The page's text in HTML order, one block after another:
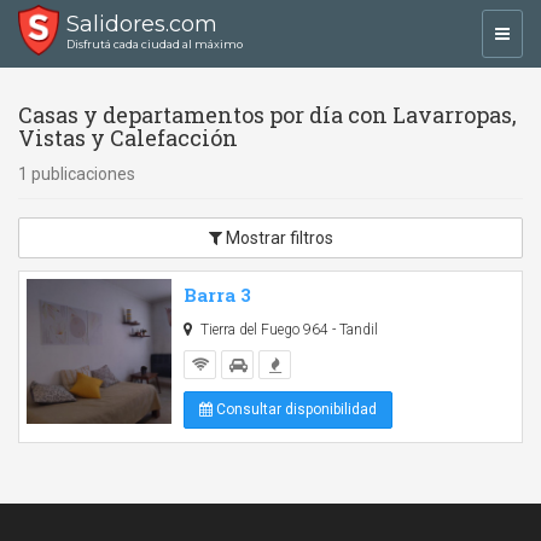
Salidores.com
Disfrutá cada ciudad al máximo
Casas y departamentos por día con Lavarropas,
Vistas y Calefacción
1 publicaciones
Mostrar filtros
Barra 3
Tierra del Fuego 964 - Tandil
Consultar disponibilidad